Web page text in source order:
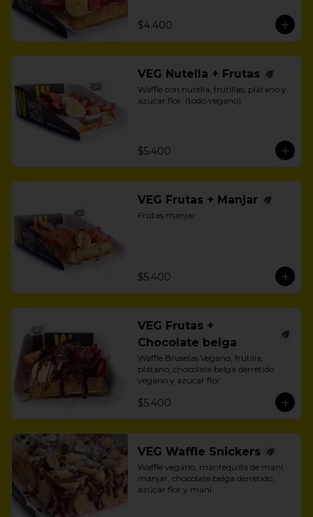
$4.400
VEG Nutella + Frutas
Waffle con nutella, frutillas, plátano y
azúcar flor. (todo vegano)
$5.400
VEG Frutas + Manjar
Frutas manjar
$5.400
VEG Frutas +
Chocolate belga
Waffle Bruselas Vegano, frutilla,
plátano, chocolate belga derretido
vegano y azúcar flor.
$5.400
VEG Waffle Snickers
Waffle vegano, mantequilla de maní,
manjar, chocolate belga derretido,
azúcar flor y maní.